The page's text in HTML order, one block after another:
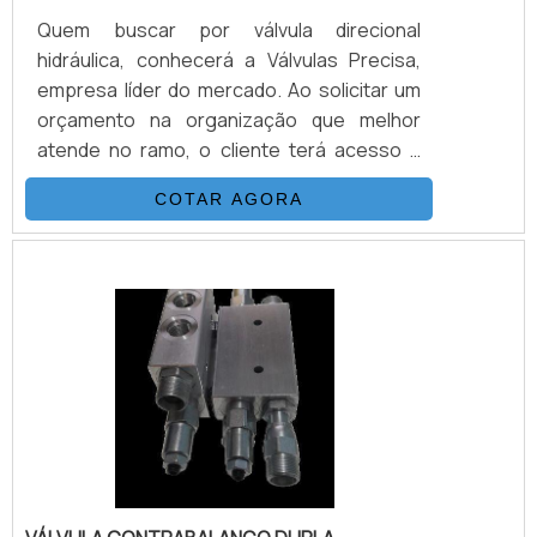
Quem buscar por válvula direcional
hidráulica, conhecerá a Válvulas Precisa,
empresa líder do mercado. Ao solicitar um
orçamento na organização que melhor
atende no ramo, o cliente terá acesso a
produtos de primeira linha e um suporte
completo, do contato inicial ao pós-
venda.Quando a procura é por válvula
especializados da Válvulas Precisa o cliente
encontrará excelente custo-benefício e
atendimento eficaz em todo o território
nacional.MAIS INFORMAÇÕES SOBRE
VÁLVULA DIRECIONAL HIDRÁULICAA Válvulas
Precisa foca seus esforços em produzir
uma estrutura aos clientes com escritório
de alta qualidade onde são realizadas as
COTAR AGORA